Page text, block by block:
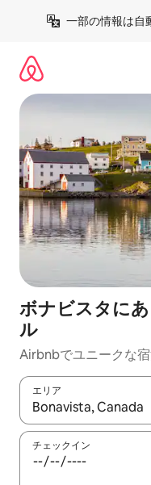
一部の情報は自
ボナビスタに
ル
Airbnbでユニークな
エリア
検索結果が表示された
チェックイン